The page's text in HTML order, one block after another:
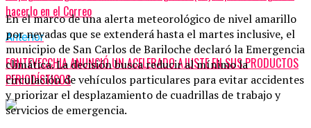
hacerlo en el Correo
Anterior
FONTEVECCHIA ANUNCIÓ UN ACELERADO AJUSTE EN SUS PRODUCTOS
PERIODÍSTICOS
En el marco de una alerta meteorológico de nivel amarillo
por nevadas que se extenderá hasta el martes inclusive, el
municipio de San Carlos de Bariloche declaró la Emergencia
climática. La decisión busca reducir al mínimo la
circulación de vehículos particulares para evitar accidentes
y priorizar el desplazamiento de cuadrillas de trabajo y
servicios de emergencia.